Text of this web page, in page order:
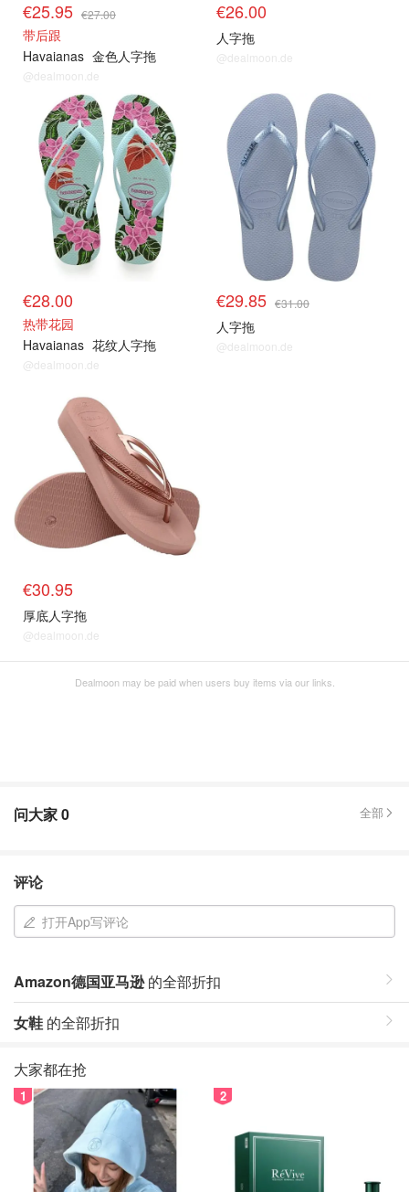
€25.95 €27.00
带后跟
Havaianas 金色人字拖
@dealmoon.de
€26.00
人字拖
@dealmoon.de
€28.00
热带花园
Havaianas 花纹人字拖
@dealmoon.de
€29.85 €31.00
人字拖
@dealmoon.de
€30.95
厚底人字拖
@dealmoon.de
Dealmoon may be paid when users buy items via our links.
问大家0 全部
评论
打开App写评论
Amazon德国亚马逊的全部折扣
女鞋 的全部折扣
大家都在抢
1 2